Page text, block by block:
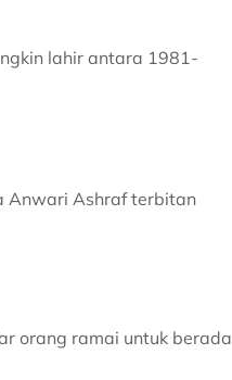
lahir antara 1981-
Anwari Ashraf terbitan
orang ramai untuk berada